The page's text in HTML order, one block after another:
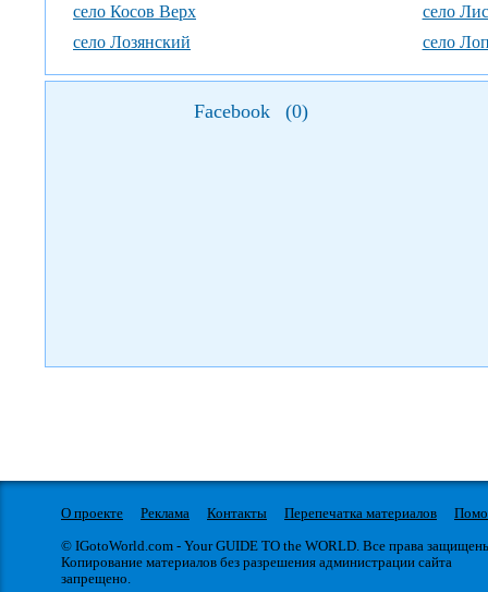
село Косов Верх
село
село Лозянский
село
Facebook (0)
О проекте Реклама Контакты Перепечатка материалов
© IGotoWorld.com - Your GUIDE TO the WORLD. Все права
Копирование материалов без разрешения администрации сайта
запрещено.